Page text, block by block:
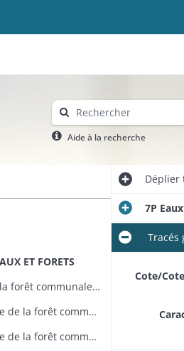
Aide à la recherche
ET FORETS
Procès-verbal de bornage général de la forêt communale d’Appenwihr
Procès-verbal de délimitation générale de la forêt communale d’Artzenheim
Procès-verbal de délimitation générale de la forêt communale deRimbach-près-Masevaux
Déplier
7P
Tracés
Cote/